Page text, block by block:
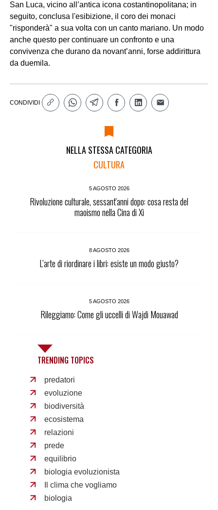
San Luca, vicino all’antica icona costantinopolitana; in
seguito, conclusa l'esibizione, il coro dei monaci
"risponderà" a sua volta con un canto mariano. Un modo
anche questo per continuare un confronto e una
convivenza che durano da novant’anni, forse addirittura
da duemila.
CONDIVIDI
NELLA STESSA CATEGORIA
CULTURA
5 AGOSTO 2026
Rivoluzione culturale, sessant'anni dopo: cosa resta del
maoismo nella Cina di Xi
8 AGOSTO 2026
L’arte di riordinare i libri: esiste un modo giusto?
5 AGOSTO 2026
Rileggiamo: Come gli uccelli di Wajdi Mouawad
TRENDING TOPICS
predatori
evoluzione
biodiversità
ecosistema
relazioni
prede
equilibrio
biologia evoluzionista
Il clima che vogliamo
biologia